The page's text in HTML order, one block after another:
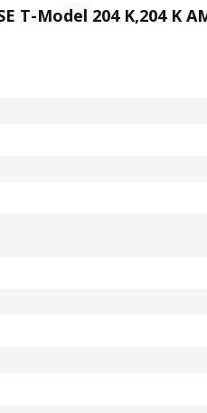
Model 204 K,204 K